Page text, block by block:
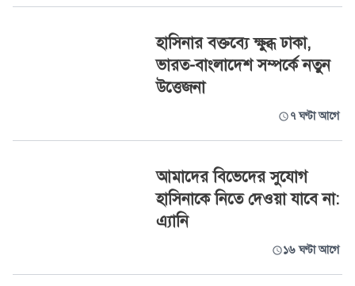
হাসিনার বক্তব্যে ক্ষুব্ধ ঢাকা,
ভারত-বাংলাদেশ সম্পর্কে নতুন
উত্তেজনা
৭ ঘণ্টা আগে
আমাদের বিভেদের সুযোগ
হাসিনাকে নিতে দেওয়া যাবে না:
এ্যানি
১৬ ঘণ্টা আগে